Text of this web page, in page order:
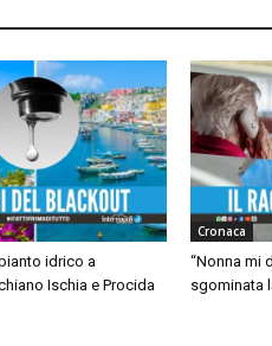
idrico a
Ischia e Procida
Cronaca
“Nonna mi
sgominata